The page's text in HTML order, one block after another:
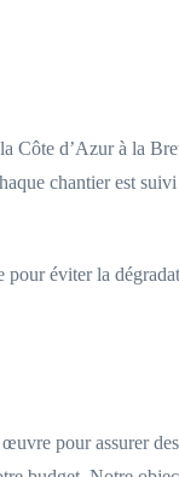
Côte d’Azur à la
chantier est
éviter la
pour assurer